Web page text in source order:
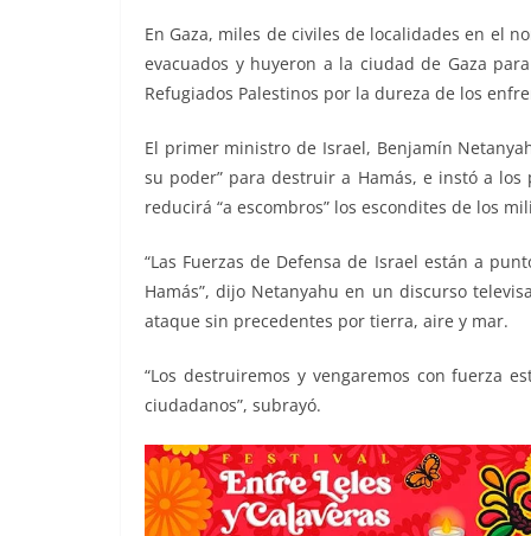
En Gaza, miles de civiles de localidades en el
evacuados y huyeron a la ciudad de Gaza
Refugiados Palestinos por la dureza de los
El primer ministro de Israel, Benjamín
su poder” para destruir a Hamás, e instó a
reducirá “a escombros” los escondites de los
“Las Fuerzas de Defensa de Israel están a
Hamás”, dijo Netanyahu en un discurso
ataque sin precedentes por tierra, aire y mar.
“Los destruiremos y vengaremos con fuerza
ciudadanos”, subrayó.